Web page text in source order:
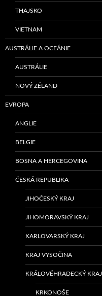
THAJSKO
VIETNAM
AUSTRÁLIE A OCEÁNIE
AUSTRÁLIE
NOVÝ ZÉLAND
EVROPA
ANGLIE
BELGIE
BOSNA A HERCEGOVINA
ČESKÁ REPUBLIKA
JIHOČESKÝ KRAJ
JIHOMORAVSKÝ KRAJ
KARLOVARSKÝ KRAJ
KRAJ VYSOČINA
KRÁLOVÉHRADECKÝ KRAJ
KRKONOŠE